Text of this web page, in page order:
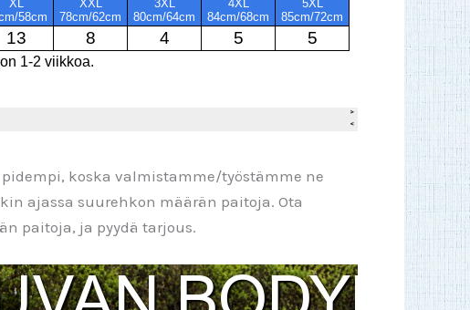
koska valmistamme/työstämme ne
ajassa suurehkon määrän paitoja. Ota
paitoja, ja pyydä tarjous.